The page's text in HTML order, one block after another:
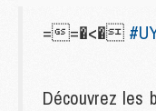
==�<�
Découvrez les